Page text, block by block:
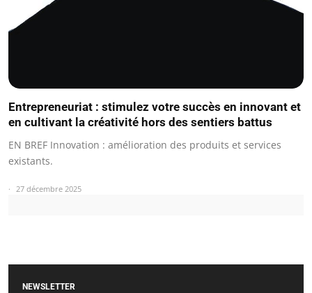
Entrepreneuriat : stimulez votre succès en innovant et
en cultivant la créativité hors des sentiers battus
EN BREF Innovation : amélioration des produits et services
existants.
27 décembre 2025
NEWSLETTER